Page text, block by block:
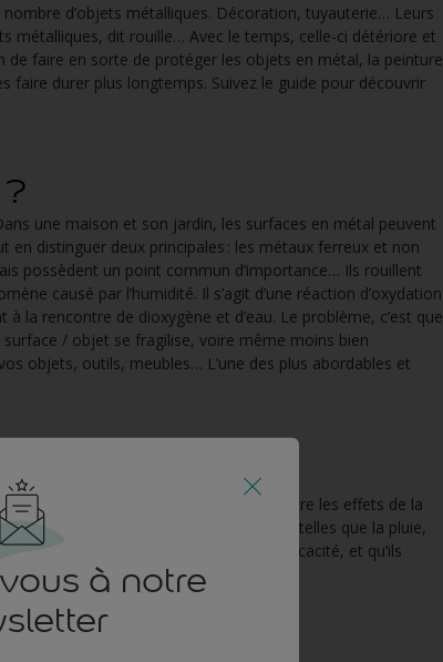
d’objets métalliques. Décoration, tuyauterie… Leurs
métalliques, dit rouille… Avec le temps, celle-ci détériore et
faire en sorte de protéger les objets en métal, la peinture
durer plus longtemps. Suivez le guide pour découvrir
une maison et son jardin, les surfaces en métal peuvent
en distinguer deux principales : les métaux ferreux et non
possèdent un point commun d’importance… Ils rouillent
causé par l’humidité. Il s’agit d’une réaction d’oxydation
la rencontre de dioxygène et d’eau. Le problème, c’est que
/ objet se fragilise, voire même moins bien
objets, outils, meubles… L’une des plus abordables et
antirouille
solution très efficace pour lutter contre les effets de la
en métal d’agressions humides telles que la pluie,
afin qu’ils ne perdent en rien leur efficacité, et qu’ils
à notre